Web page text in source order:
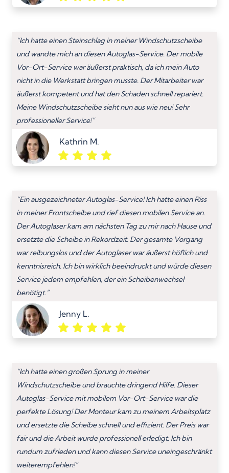
“Ich hatte einen Steinschlag in meiner Windschutzscheibe
und wandte mich an diesen Autoglas-Service. Der mobile
Vor-Ort-Service war äußerst praktisch, da ich mein Auto
nicht in die Werkstatt bringen musste. Der Mitarbeiter war
äußerst kompetent und hat den Schaden schnell repariert.
Meine Windschutzscheibe sieht nun aus wie neu! Sehr
professioneller Service!”
Kathrin M.
“Ein ausgezeichneter Autoglas-Service! Ich hatte einen Riss
in meiner Frontscheibe und rief diesen mobilen Service an.
Der Autoglaser kam am nächsten Tag zu mir nach Hause und
ersetzte die Scheibe in Rekordzeit. Der gesamte Vorgang
war reibungslos und der Autoglaser war äußerst höflich und
kenntnisreich. Ich bin wirklich beeindruckt und würde diesen
Service jedem empfehlen, der ein Scheibenwechsel
benötigt.”
Jenny L.
“Ich hatte einen großen Sprung in meiner
Windschutzscheibe und brauchte dringend Hilfe. Dieser
Autoglas-Service mit mobilem Vor-Ort-Service war die
perfekte Lösung! Der Monteur kam zu meinem Arbeitsplatz
und ersetzte die Scheibe schnell und effizient. Der Preis war
fair und die Arbeit wurde professionell erledigt. Ich bin
rundum zufrieden und kann diesen Service uneingeschränkt
weiterempfehlen!”